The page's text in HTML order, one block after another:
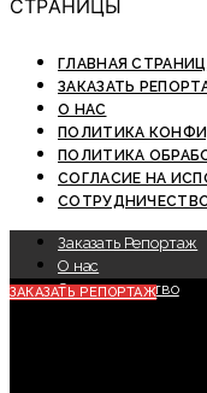
СТРАНИЦЫ
ГЛАВНАЯ
ЗАКАЗАТЬ
О НАС
ПОЛИТИКА
ПОЛИТИКА
СОГЛАСИЕ НА
Заказать Репортаж
О нас
Сотрудничество
ЗАКАЗАТЬ РЕПОРТАЖ